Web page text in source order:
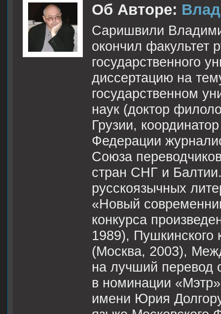
Об Авторе:
Саришвили
окончил факультет
государственного
диссертацию на
государственном
наук (доктор
Грузии,
Федерации
Союза
стран СНГ и
русскоязычных
«Новый
конкурса
1989), Пушкинского
(Москва, 2003),
на лучший перевод
в номинации
имени Юрия